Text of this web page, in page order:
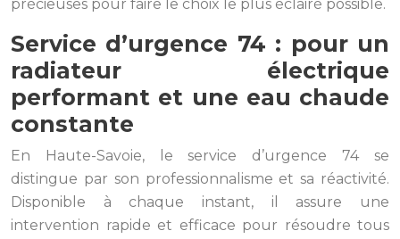
précieuses pour faire le choix le plus éclairé possible.
Service d’urgence 74 : pour un
radiateur électrique
performant et une eau chaude
constante
En Haute-Savoie, le service d’urgence 74 se
distingue par son professionnalisme et sa réactivité.
Disponible à chaque instant, il assure une
intervention rapide et efficace pour résoudre tous